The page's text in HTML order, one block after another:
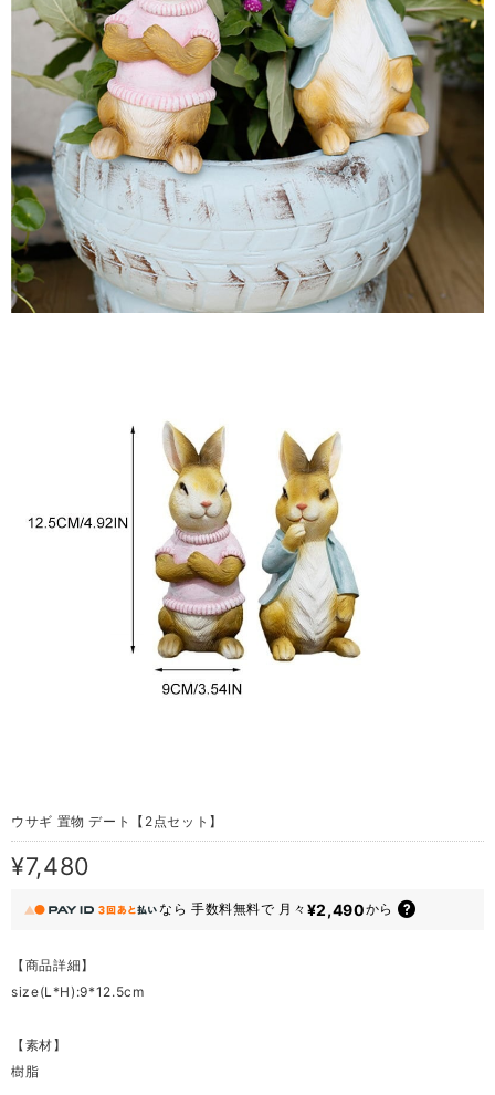
ウサギ 置物 デート【2点セット】
¥7,480
なら 手数料無料で 月々 ¥2,490から
【商品詳細】
size(L*H):9*12.5cm
【素材】
樹脂